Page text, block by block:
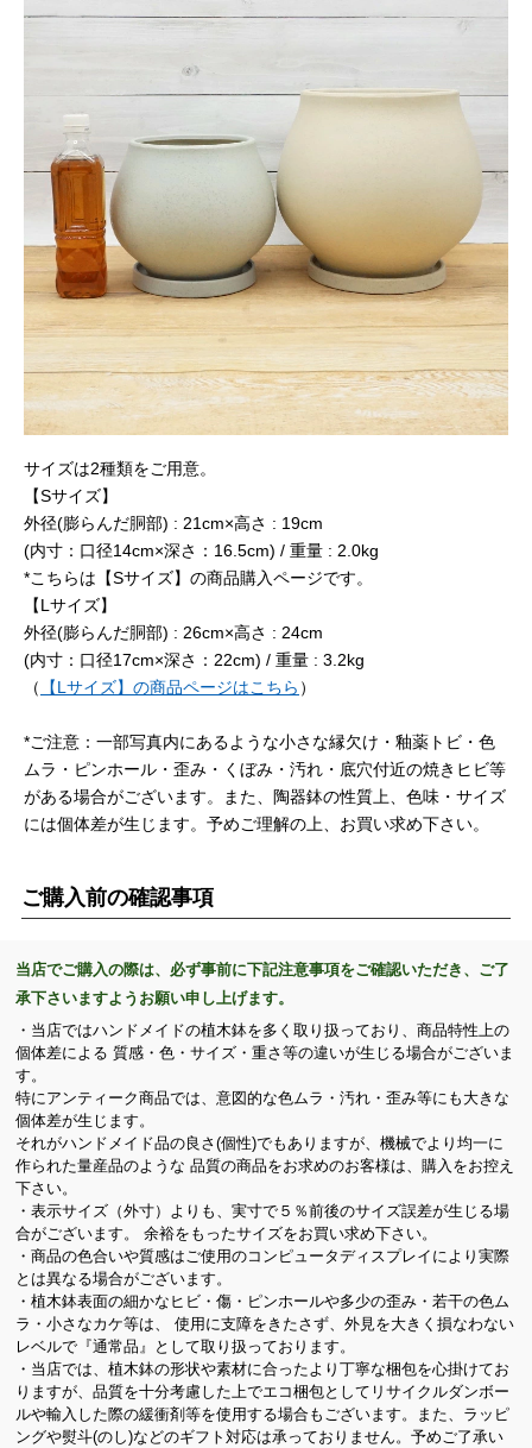
サイズは2種類をご用意。
【Sサイズ】
外径(膨らんだ胴部) : 21cm×高さ : 19cm
(内寸：口径14cm×深さ：16.5cm) / 重量 : 2.0kg
*こちらは【Sサイズ】の商品購入ページです。
【Lサイズ】
外径(膨らんだ胴部) : 26cm×高さ : 24cm
(内寸：口径17cm×深さ：22cm) / 重量 : 3.2kg
（
【Lサイズ】の商品ページはこちら ）
*ご注意：一部写真内にあるような小さな縁欠け・釉薬トビ・色
ムラ・ピンホール・歪み・くぼみ・汚れ・底穴付近の焼きヒビ等
がある場合がございます。また、陶器鉢の性質上、色味・サイズ
には個体差が生じます。予めご理解の上、お買い求め下さい。
ご購入前の確認事項
当店でご購入の際は、必ず事前に下記注意事項をご確認いただき、ご了
承下さいますようお願い申し上げます。
・当店ではハンドメイドの植木鉢を多く取り扱っており、商品特性上の
個体差による 質感・色・サイズ・重さ等の違いが生じる場合がございま
す。
特にアンティーク商品では、意図的な色ムラ・汚れ・歪み等にも大きな
個体差が生じます。
それがハンドメイド品の良さ(個性)でもありますが、機械でより均一に
作られた量産品のような 品質の商品をお求めのお客様は、購入をお控え
下さい。
・表示サイズ（外寸）よりも、実寸で５％前後のサイズ誤差が生じる場
合がございます。 余裕をもったサイズをお買い求め下さい。
・商品の色合いや質感はご使用のコンピュータディスプレイにより実際
とは異なる場合がございます。
・植木鉢表面の細かなヒビ・傷・ピンホールや多少の歪み・若干の色ム
ラ・小さなカケ等は、 使用に支障をきたさず、外見を大きく損なわない
レベルで『通常品』として取り扱っております。
・当店では、植木鉢の形状や素材に合ったより丁寧な梱包を心掛けてお
りますが、品質を十分考慮した上でエコ梱包としてリサイクルダンボー
ルや輸入した際の緩衝剤等を使用する場合もございます。また、ラッピ
ングや熨斗(のし)などのギフト対応は承っておりません。予めご了承い